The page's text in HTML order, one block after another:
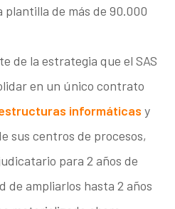
plantilla de más de 90.000
de la estrategia que el SAS
en un único contrato
informáticas y
sus centros de procesos,
para 2 años de
de ampliarlos hasta 2 años